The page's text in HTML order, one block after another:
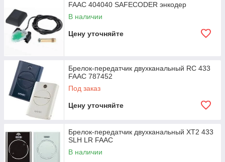
FAAC 404040 SAFEСODER энкодер
В наличии
Цену уточняйте
Брелок-передатчик двухканальный RC 433
FAAC 787452
Под заказ
Цену уточняйте
Брелок-передатчик двухканальный XT2 433
SLH LR FAAC
В наличии